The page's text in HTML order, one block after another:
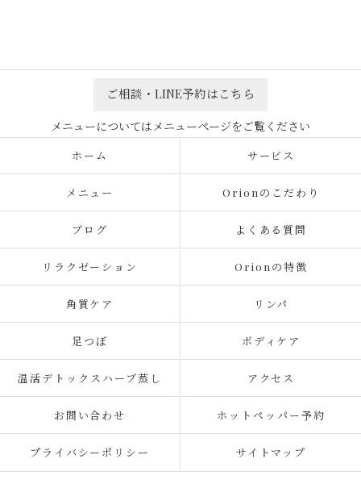
ご相談・LINE予約はこちら
ホーム サービス
メニュー Orionのこだわり
ブログ よくある質問
リラクゼーション Orionの特徴
角質ケア リンパ
足つぼ ボディケア
温活デトックスハーブ蒸し アクセス
お問い合わせ ホットペッパー予約
プライバシーポリシー サイトマップ